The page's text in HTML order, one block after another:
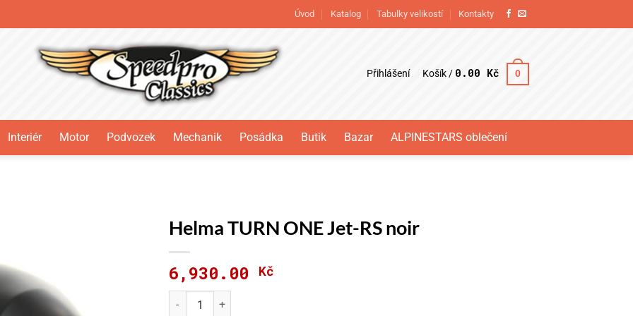
Úvod Katalog Tabulky velikostí Kontakty
Přihlášení Košík / 0.00 Kč 0
Interiér Motor Podvozek Mechanik Posádka Butik Bazar ALPINESTARS oblečení
Helma TURN ONE Jet-RS noir
6,930.00 Kč
Helma TURN ONE Jet-RS noir množství